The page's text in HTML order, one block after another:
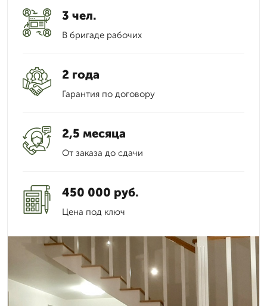
3 чел.
В бригаде рабочих
2 года
Гарантия по договору
2,5 месяца
От заказа до сдачи
450 000 руб.
Цена под ключ